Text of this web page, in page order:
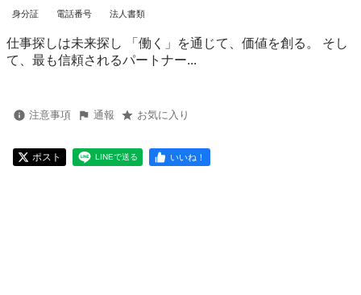
身分証 電話番号 法人書類
仕事探しは未来探し 「働く」を通じて、価値を創る。 そし
て、最も信頼されるパートナー...
注意事項 通報 お気に入り
ポスト LINEで送る いいね！